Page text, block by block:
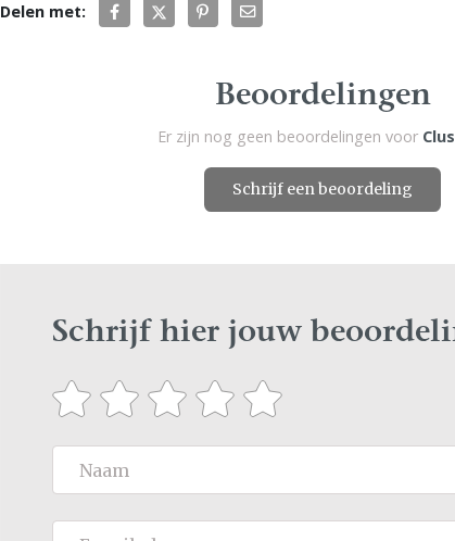
Delen met:
Beoordelingen
Er zijn nog geen beoordelingen voor
Schrijf een beoordeling
Schrijf hier jouw